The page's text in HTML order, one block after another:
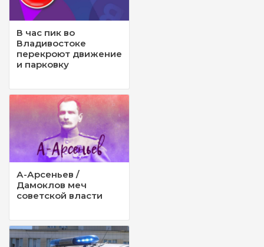
В час пик во
Владивостоке
перекроют движение
и парковку
А-Арсеньев /
Дамоклов меч
советской власти